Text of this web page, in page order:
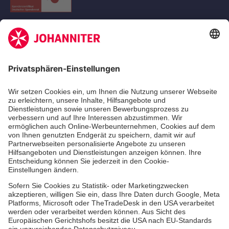
Standorte
Leistungen
Qualität
Über uns
Aktuelles